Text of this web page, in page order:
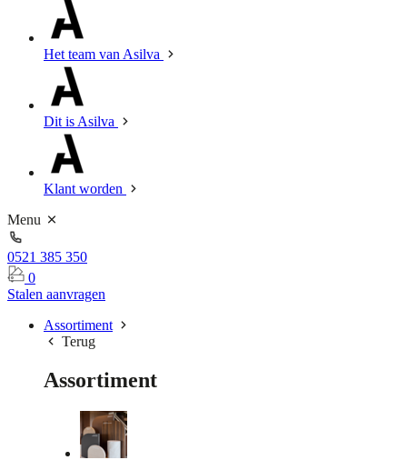
Het team van Asilva
Dit is Asilva
Klant worden
Menu
0521 385 350
0
Stalen aanvragen
Assortiment
Terug
Assortiment